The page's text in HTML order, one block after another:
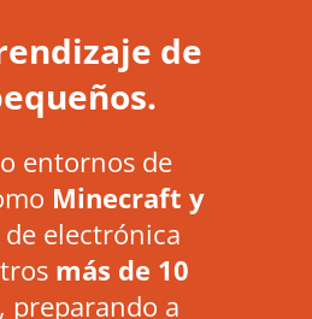
de
entornos de
Minecraft y
electrónica
más de 10
preparando a